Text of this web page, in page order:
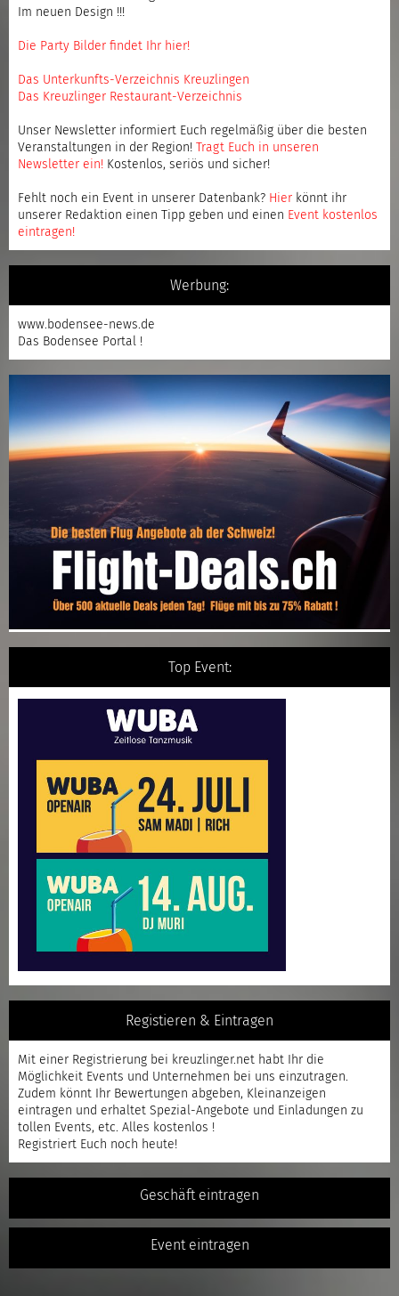
Im neuen Design !!!
Die Party Bilder findet Ihr hier!
Das Unterkunfts-Verzeichnis Kreuzlingen
Das Kreuzlinger Restaurant-Verzeichnis
Unser Newsletter informiert Euch regelmäßig über die besten
Veranstaltungen in der Region!
Tragt Euch in unseren
Newsletter ein! Kostenlos, seriös und sicher!
Fehlt noch ein Event in unserer Datenbank? Hier könnt ihr
unserer Redaktion einen Tipp geben und einen Event kostenlos
eintragen!
Werbung:
www.bodensee-news.de
Das Bodensee Portal !
Top Event:
Registieren & Eintragen
Mit einer Registrierung bei kreuzlinger.net habt Ihr die
Möglichkeit Events und Unternehmen bei uns einzutragen.
Zudem könnt Ihr Bewertungen abgeben, Kleinanzeigen
eintragen und erhaltet Spezial-Angebote und Einladungen zu
tollen Events, etc. Alles kostenlos !
Registriert Euch noch heute!
Geschäft eintragen
Event eintragen